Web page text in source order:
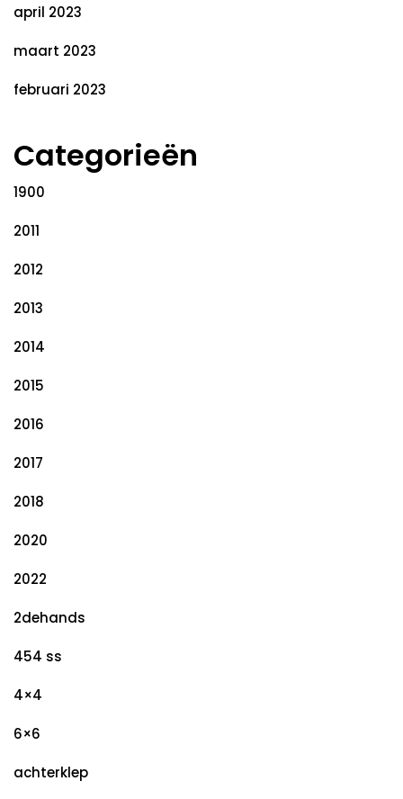
april 2023
maart 2023
februari 2023
Categorieën
1900
2011
2012
2013
2014
2015
2016
2017
2018
2020
2022
2dehands
454 ss
4×4
6×6
achterklep